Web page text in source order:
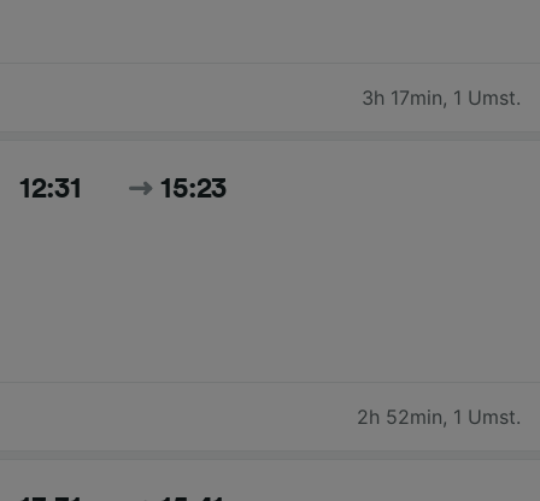
3h 17min, 1 Umst.
12:31 15:23
2h 52min, 1 Umst.